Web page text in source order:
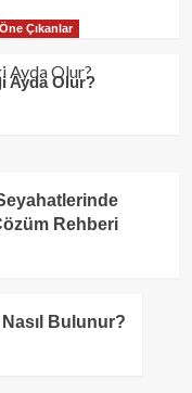
Çıkanlar
Miyavlar?
Geçmiyor Ne
Öne Çıkanlar
Ayda Olur?
Rehberi
Bulunur?